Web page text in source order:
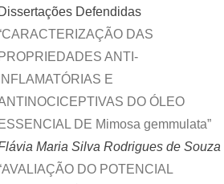
Dissertações Defendidas
DAS
PROPRIEDADES ANTI-
INFLAMATÓRIAS E
DO ÓLEO
ESSENCIAL DE Mimosa gemmulata”
Maria Silva Rodrigues de Souza
DO POTENCIAL